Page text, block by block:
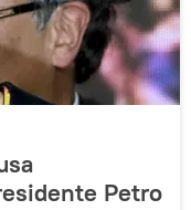
Petro